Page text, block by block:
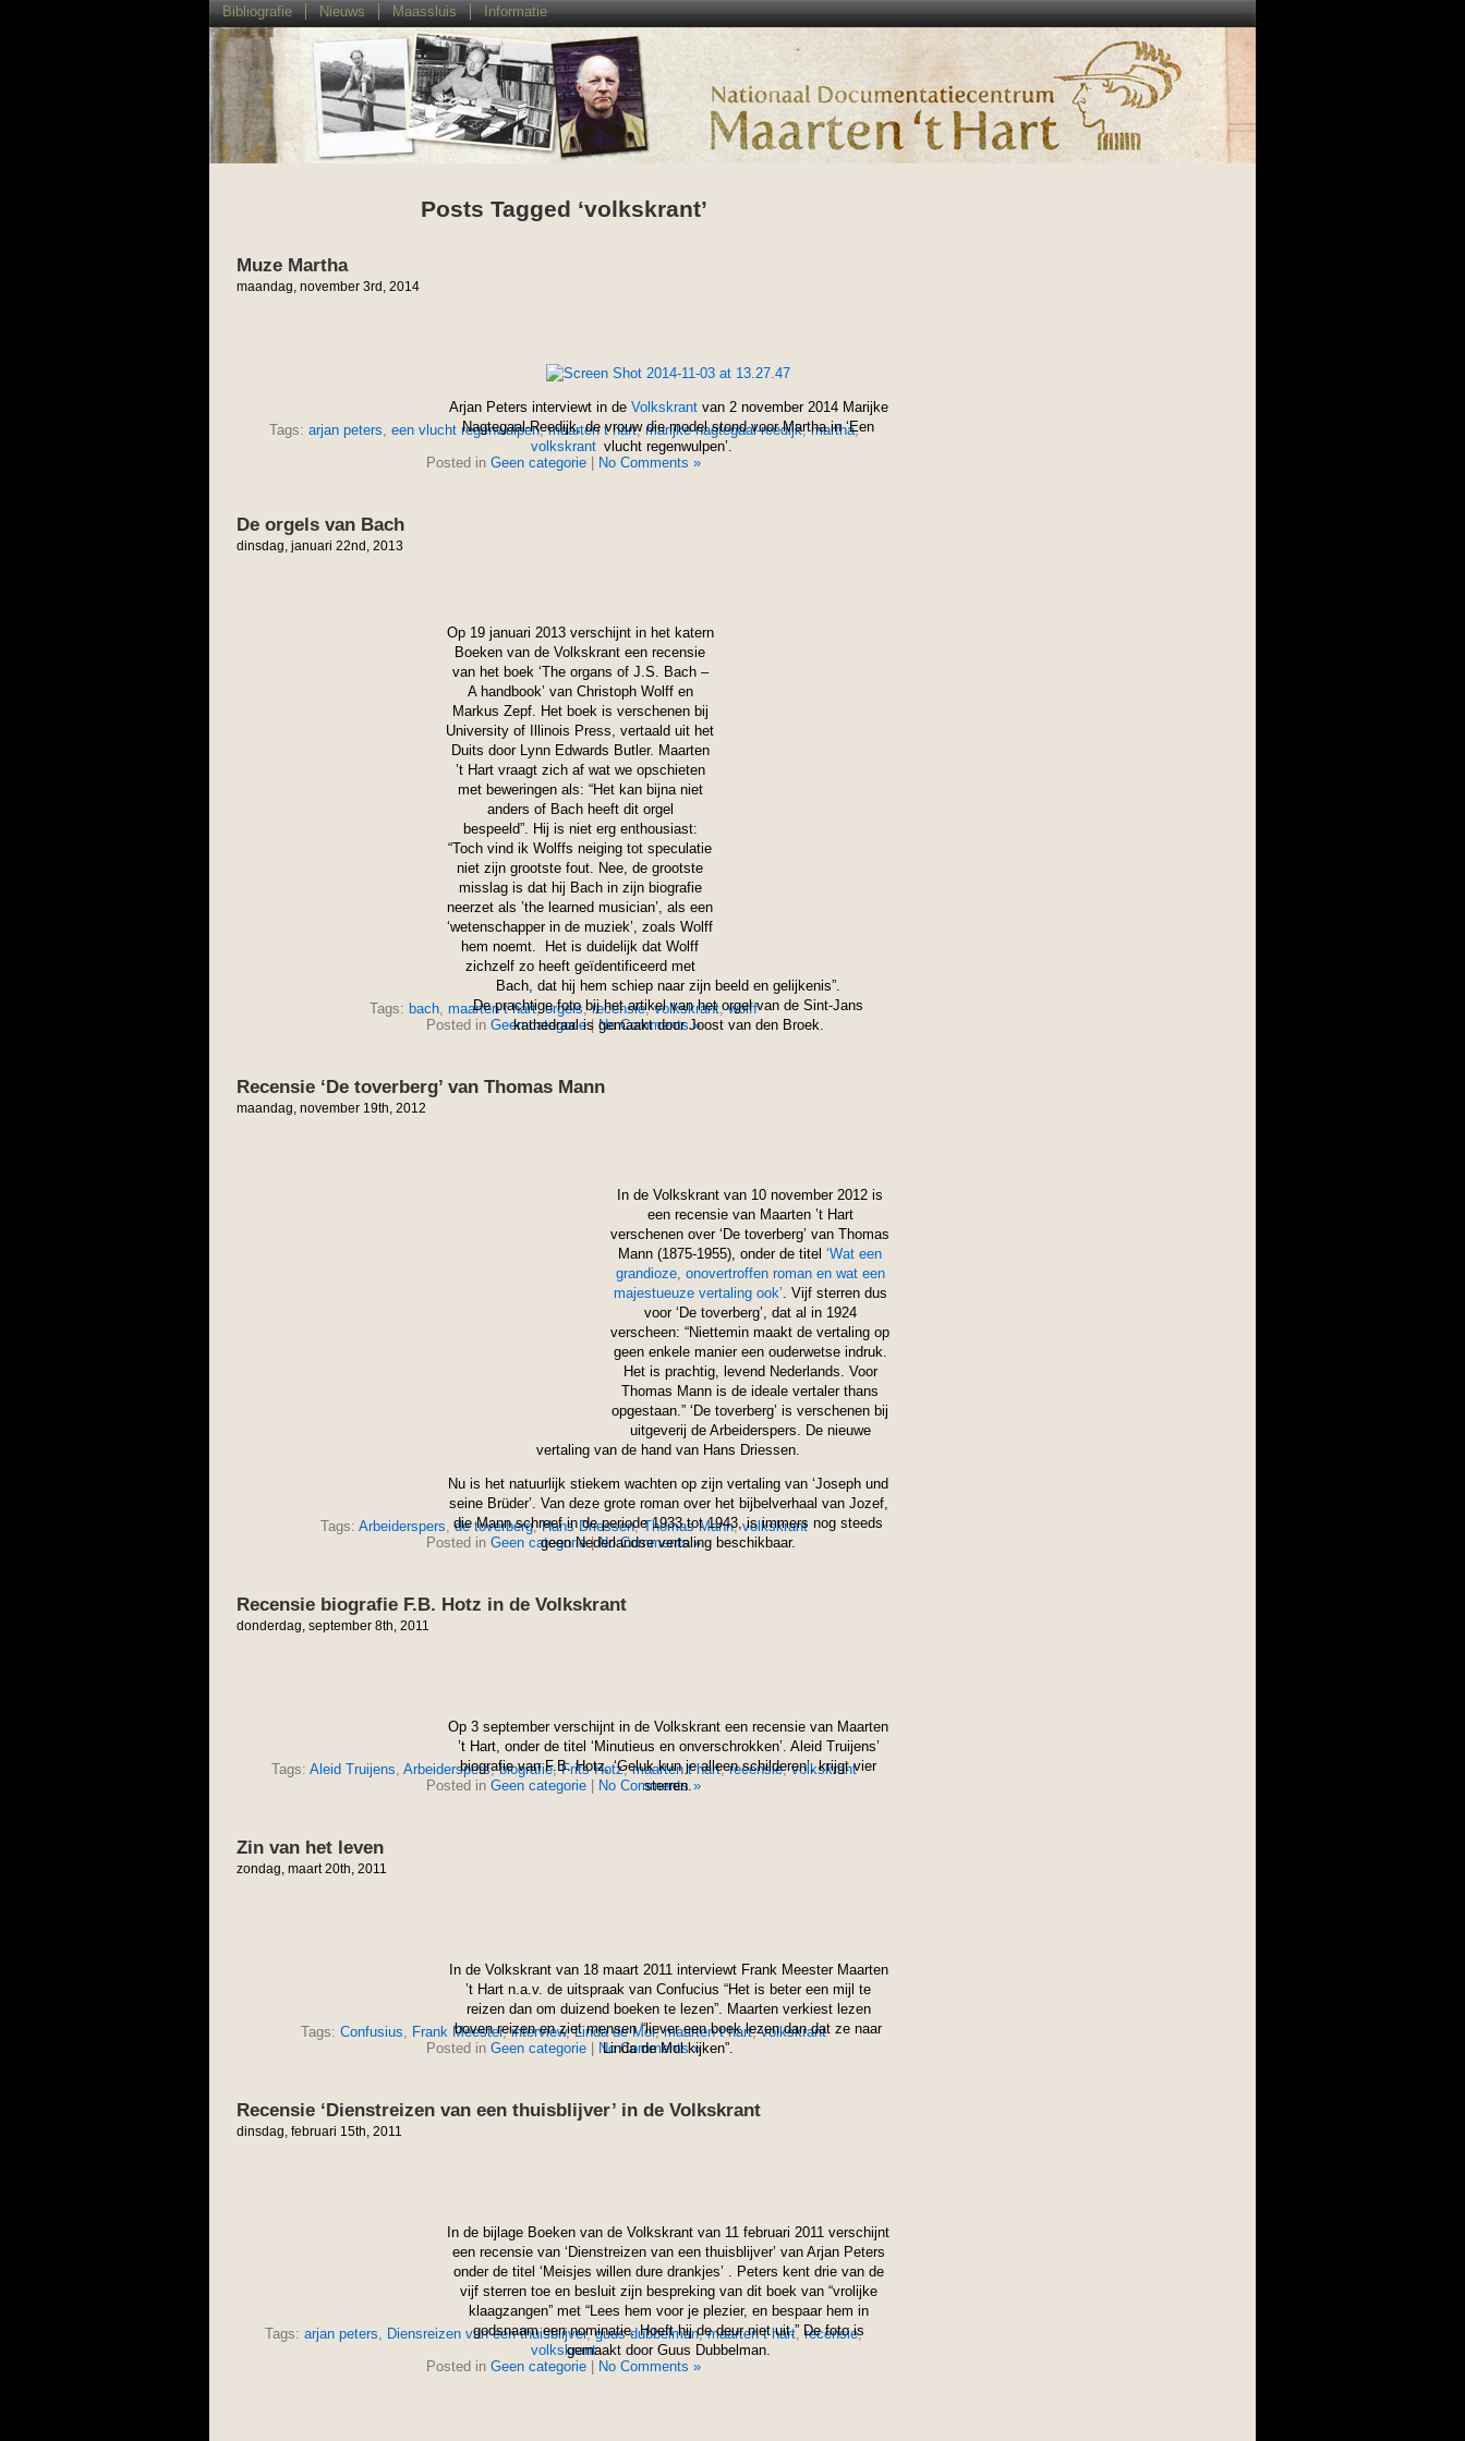
Bibliografie Nieuws Maassluis Informatie
Posts Tagged ‘volkskrant’
Muze Martha
maandag, november 3rd, 2014
Arjan Peters interviewt in de Volkskrantvan 2 november 2014 Marijke
Nagtegaal-Reedijk, de vrouw die model stond voor Martha in ‘Een
vlucht regenwulpen’.
Tags: arjan peters, een vlucht regenwulpen,maarten t hart,marijke nagtegaal-reedijk,martha,
volkskrant
Posted in Geen categorie No Comments »
De orgels van Bach
dinsdag, januari 22nd, 2013
Op 19 januari 2013 verschijnt in het katern
Boeken van de Volkskrant een recensie
van het boek ‘The organs of J.S. Bach –
A handbook’ van Christoph Wolff en
Markus Zepf. Het boek is verschenen bij
University of Illinois Press, vertaald uit het
Duits door Lynn Edwards Butler. Maarten
’t Hart vraagt zich af wat we opschieten
met beweringen als: “Het kan bijna niet
anders of Bach heeft dit orgel
bespeeld”. Hij is niet erg enthousiast:
“Toch vind ik Wolffs neiging tot speculatie
niet zijn grootste fout. Nee, de grootste
misslag is dat hij Bach in zijn biografie
neerzet als ’the learned musician’, als een
‘wetenschapper in de muziek’, zoals Wolff
hem noemt. Het is duidelijk dat Wolff
zichzelf zo heeft geïdentificeerd met
Bach, dat hij hem schiep naar zijn beeld en gelijkenis”.
De prachtige foto bij het artikel van het orgel van de Sint-Jans
kathedraal is gemaakt door Joost van den Broek.
Tags: bach, maarten t hart,orgels,recensie,volkskrant,wolff
Posted in Geen categorie| No Comments »
Recensie ‘De toverberg’ van Thomas Mann
maandag, november 19th, 2012
In de Volkskrant van 10 november 2012 is
een recensie van Maarten ’t Hart
verschenen over ‘De toverberg’ van Thomas
Mann (1875-1955), onder de titel ‘Wat een
grandioze, onovertroffen roman en wat een
majestueuze vertaling ook’. Vijf sterren dus
voor ‘De toverberg’, dat al in 1924
verscheen: “Niettemin maakt de vertaling op
geen enkele manier een ouderwetse indruk.
Het is prachtig, levend Nederlands. Voor
Thomas Mann is de ideale vertaler thans
opgestaan.” ‘De toverberg’ is verschenen bij
uitgeverij de Arbeiderspers. De nieuwe
vertaling van de hand van Hans Driessen.
Nu is het natuurlijk stiekem wachten op zijn vertaling van ‘Joseph und
seine Brüder’. Van deze grote roman over het bijbelverhaal van Jozef,
die Mann schreef in de periode 1933 tot 1943, is immers nog steeds
geen Nederlandse vertaling beschikbaar.
Tags: Arbeiderspers,de toverberg,Hans Driessen,Thomas Mann,volkskrant
Posted in Geen categorie|No Comments »
Recensie biografie F.B. Hotz in de Volkskrant
donderdag, september 8th, 2011
Op 3 september verschijnt in de Volkskrant een recensie van Maarten
’t Hart, onder de titel ‘Minutieus en onverschrokken’. Aleid Truijens’
biografie van F.B. Hotz, ‘Geluk kun je alleen schilderen’, krijgt vier
sterren.
Tags: Aleid Truijens, Arbeiderspers,biografie,Frits Hotz,maarten t hart,recensie,volkskrant
Posted in Geen categorie No Comments »
Zin van het leven
zondag, maart 20th, 2011
In de Volkskrant van 18 maart 2011 interviewt Frank Meester Maarten
’t Hart n.a.v. de uitspraak van Confucius “Het is beter een mijl te
reizen dan om duizend boeken te lezen”. Maarten verkiest lezen
boven reizen en ziet mensen “liever een boek lezen dan dat ze naar
Linda de Mol kijken”.
Tags: Confusius, Frank Meester,interview,Linda de Mol,maarten t hart,volkskrant
Posted in Geen categorie No Comments »
Recensie ‘Dienstreizen van een thuisblijver’ in de Volkskrant
dinsdag, februari 15th, 2011
In de bijlage Boeken van de Volkskrant van 11 februari 2011 verschijnt
een recensie van ‘Dienstreizen van een thuisblijver’ van Arjan Peters
onder de titel ‘Meisjes willen dure drankjes’ . Peters kent drie van de
vijf sterren toe en besluit zijn bespreking van dit boek van “vrolijke
klaagzangen” met “Lees hem voor je plezier, en bespaar hem in
godsnaam een nominatie. Hoeft hij de deur niet uit.” De foto is
gemaakt door Guus Dubbelman.
Tags: arjan peters, Diensreizen van een thuisblijver,guus dubbelman,maarten t hart, recensie,
volkskrant
Posted in Geen categorie No Comments »